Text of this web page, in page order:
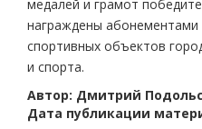
медалей и грамот
награждены
спортивных объектов
и спорта.
Автор: Дмитрий
Дата публикации